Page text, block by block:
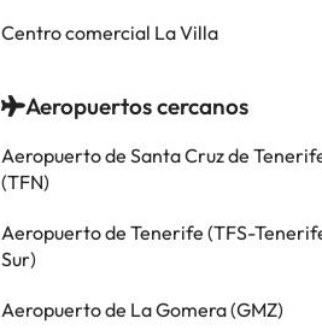
Centro comercial La Villa
Aeropuertos cercanos
Aeropuerto de Santa Cruz de
(TFN)
Aeropuerto de Tenerife (TFS-
Sur)
Aeropuerto de La Gomera (GMZ)